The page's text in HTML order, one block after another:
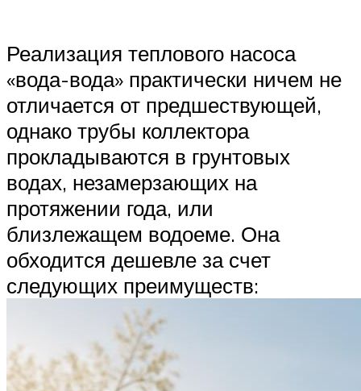
Реализация теплового насоса
«вода-вода» практически ничем не
отличается от предшествующей,
однако трубы коллектора
прокладываются в грунтовых
водах, незамерзающих на
протяжении года, или
близлежащем водоеме. Она
обходится дешевле за счет
следующих преимуществ: